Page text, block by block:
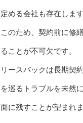
定める会社も存在します
このため、契約前に修
ることが不可欠です。
リースバックは長期契
を巡るトラブルを未然
面に残すことが望まれま